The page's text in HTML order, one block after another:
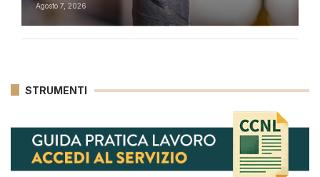
Agosto 7, 2026
STRUMENTI